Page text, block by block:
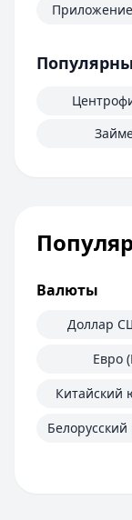
Валюты
Доллар
Евро
Китайский
Белорусский